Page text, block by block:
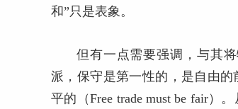
和”只是表象。
但有一点需要强调，与其
派，保守是第一性的，是自由
平的（Free trade must be fair）